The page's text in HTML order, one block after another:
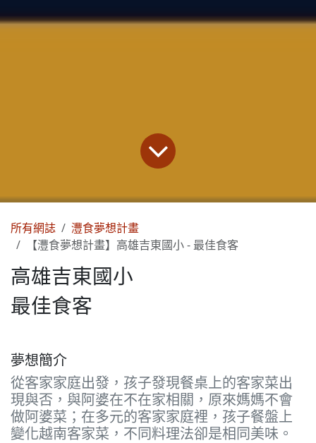
所有網誌
灃食夢想計畫
【灃食夢想計畫】高雄吉東國小 - 最佳食客
高雄吉東國小
最佳食客
夢想簡介
從客家家庭出發，孩子發現餐桌上的客家菜出
現與否，與阿婆在不在家相關，原來媽媽不會
做阿婆菜；在多元的客家家庭裡，孩子餐盤上
變化越南客家菜，不同料理法卻是相同美味。